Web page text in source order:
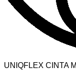
UNIQFLEX CINTA